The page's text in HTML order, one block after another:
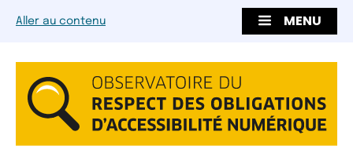
Aller au contenu MENU